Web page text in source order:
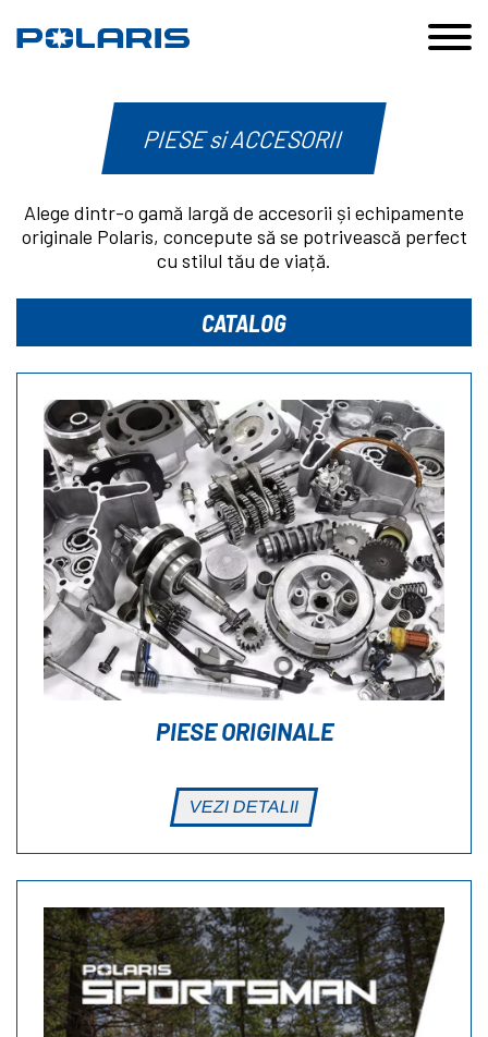
PIESE si ACCESORII
Alege dintr-o gamă largă de accesorii și echipamente
originale Polaris, concepute să se potrivească perfect
cu stilul tău de viață.
CATALOG
PIESE ORIGINALE
VEZI DETALII